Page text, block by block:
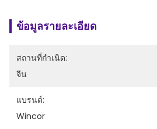
ข้อมูลรายละเอียด
สถานที่กำเนิด:
จีน
แบรนด์:
Wincor